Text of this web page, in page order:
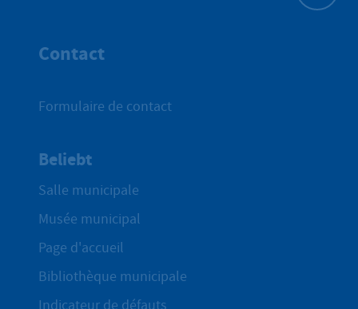
Contact
Formulaire de contact
Beliebt
Salle municipale
Musée municipal
Page d'accueil
Bibliothèque municipale